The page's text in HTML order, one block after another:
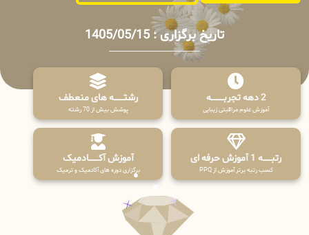
تاریخ برگزاری : 1405/05/15
2 دهه تجربـــــــــه
آموزش علوم مراقبتی زیبایی
رشتـــــــه های منعطف
پوشش بیش از 70 رشته
رتبــــــه 1 آموزش حرفه ای
کسب رتبه برتر آموزش از PPQ
آموزش آکـــــــادمیک
برگزاری دوره های آکادمیک و ترمیک